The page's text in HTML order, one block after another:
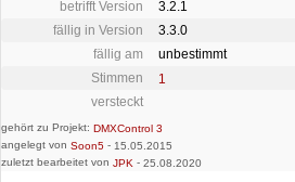
betrifft Version
3.2.1
fällig in Version
3.3.0
fällig am
unbestimmt
Stimmen
1
versteckt
gehört zu Projekt: DMXControl 3
angelegt von Soon5 - 15.05.2015
zuletzt bearbeitet von JPK - 25.08.2020